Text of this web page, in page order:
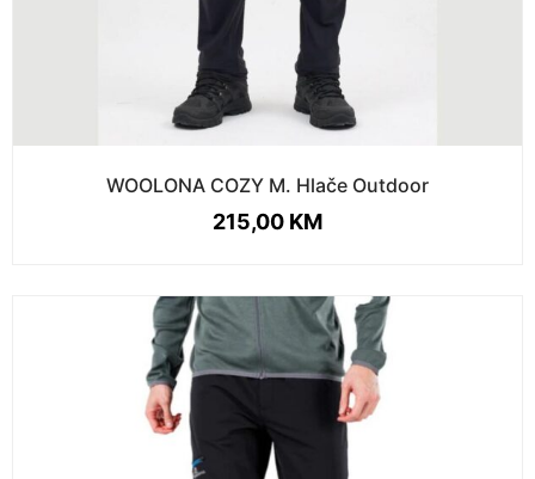
WOOLONA COZY M. Hlače Outdoor
215,00 KM